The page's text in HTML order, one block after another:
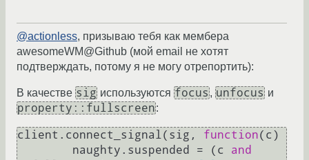
@actionless, призываю тебя как мембера
awesomeWM@Github (мой email не хотят
подтверждать, потому я не могу отрепортить):
В качестве sig используются focus , unfocus и
property::fullscreen:
client.connect_signal(sig, function(c)
	naughty.suspended = (c
and